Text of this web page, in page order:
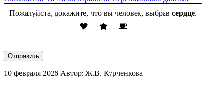
Пожалуйста, докажите, что вы человек, выбрав сердце.
Отправить
10 февраля 2026 Автор: Ж.В. Курченкова